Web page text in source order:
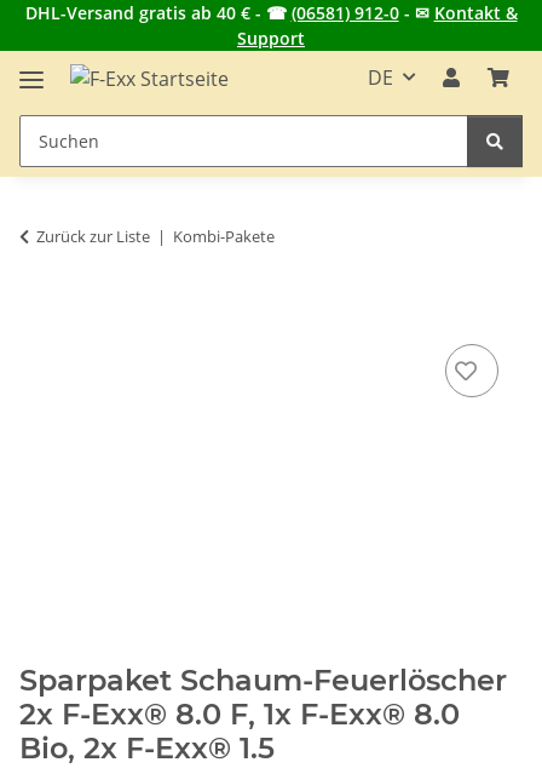
DHL-Versand gratis ab 40 € - ☎ (06581) 912-0- ✉ Kontakt &
Support
DE
Zurück zur Liste Kombi-Pakete
Sparpaket Schaum-Feuerlöscher
2x F-Exx® 8.0 F, 1x F-Exx® 8.0
Bio, 2x F-Exx® 1.5